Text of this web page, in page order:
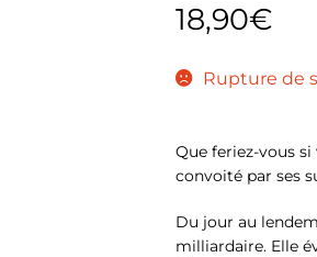
18,90€
Rupture de
Que feriez-vous
convoité par ses
Du jour au
milliardaire. Elle